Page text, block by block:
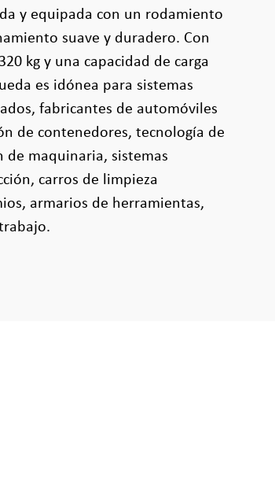
y equipada con un rodamiento
suave y duradero. Con
kg y una capacidad de carga
es idónea para sistemas
fabricantes de automóviles
de contenedores, tecnología de
de maquinaria, sistemas
carros de limpieza
armarios de herramientas,